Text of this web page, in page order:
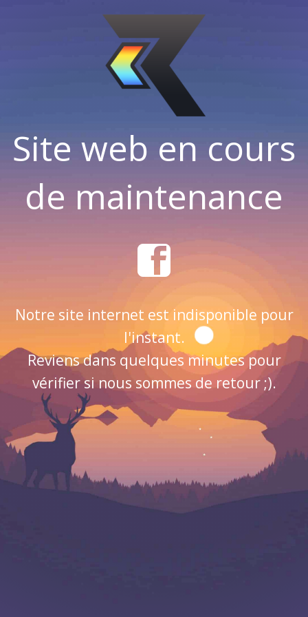
Site web en cours
de maintenance
Notre site internet est indisponible pour
l'instant.
Reviens dans quelques minutes pour
vérifier si nous sommes de retour ;).